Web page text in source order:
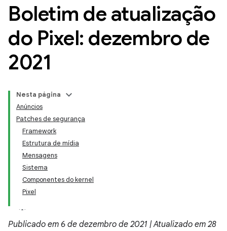
Boletim de atualização
do Pixel: dezembro de
2021
Nesta página
Anúncios
Patches de segurança
Framework
Estrutura de mídia
Mensagens
Sistema
Componentes do kernel
Pixel
Publicado em 6 de dezembro de 2021 | Atualizado em 28